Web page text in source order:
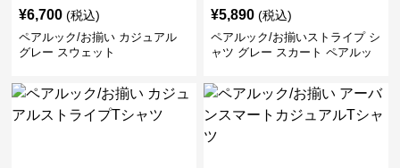
¥6,700 (税込)
ペアルック/お揃い カジュアル
グレー スウェット
¥5,890 (税込)
ペアルック/お揃いストライプ シ
ャツ グレー スカート ペアルッ